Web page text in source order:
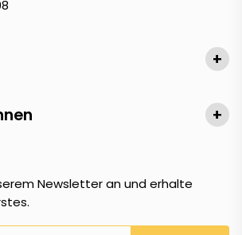
+
+
Newsletter an und erhalte